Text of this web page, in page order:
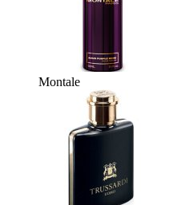
Montale